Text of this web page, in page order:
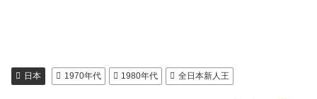
日本 1970年代 1980年代 全日本新人王